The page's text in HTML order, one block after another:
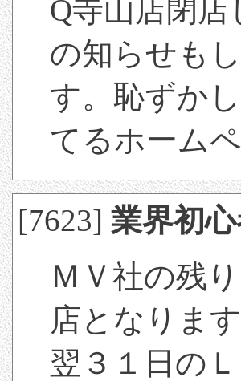
Q寺山店閉
の知らせも
す。恥ずか
てるホーム
[7623]業界初
ＭＶ社の残
店となります
翌３１日の